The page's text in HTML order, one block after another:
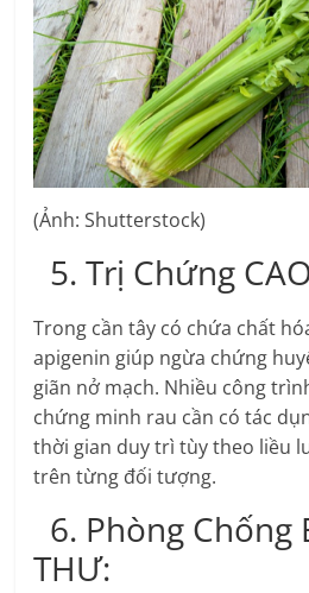
(Ảnh: Shutterstock)
5. Trị Chứng
Trong cần tây có chứa chất
apigenin giúp ngừa chứng
giãn nở mạch. Nhiều công
chứng minh rau cần có tác
thời gian duy trì tùy theo liều
trên từng đối tượng.
6. Phòng Chống
THƯ: